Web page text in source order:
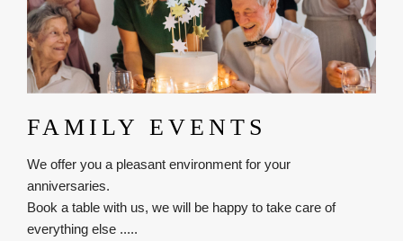
FAMILY EVENTS
We offer you a pleasant environment for your
anniversaries.
Book a table with us, we will be happy to take care of
everything else .....